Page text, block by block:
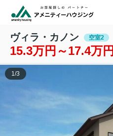
ヴィラ・カノン 空室2
15.3万円～17.4万円
1/3